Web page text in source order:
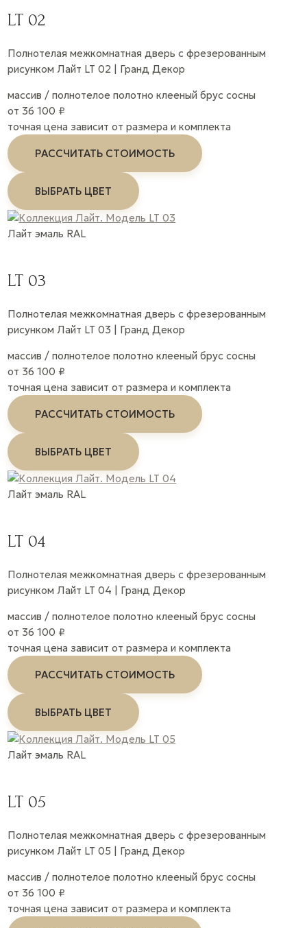
LT 02
Полнотелая межкомнатная дверь с фрезерованным
рисунком Лайт LT 02 | Гранд Декор
массив / полнотелое полотно клееный брус сосны
от 36 100 ₽
точная цена зависит от размера и комплекта
РАССЧИТАТЬ СТОИМОСТЬ
ВЫБРАТЬ ЦВЕТ
Лайт эмаль RAL
LT 03
Полнотелая межкомнатная дверь с фрезерованным
рисунком Лайт LT 03 | Гранд Декор
массив / полнотелое полотно клееный брус сосны
от 36 100 ₽
точная цена зависит от размера и комплекта
РАССЧИТАТЬ СТОИМОСТЬ
ВЫБРАТЬ ЦВЕТ
Лайт эмаль RAL
LT 04
Полнотелая межкомнатная дверь с фрезерованным
рисунком Лайт LT 04 | Гранд Декор
массив / полнотелое полотно клееный брус сосны
от 36 100 ₽
точная цена зависит от размера и комплекта
РАССЧИТАТЬ СТОИМОСТЬ
ВЫБРАТЬ ЦВЕТ
Лайт эмаль RAL
LT 05
Полнотелая межкомнатная дверь с фрезерованным
рисунком Лайт LT 05 | Гранд Декор
массив / полнотелое полотно клееный брус сосны
от 36 100 ₽
точная цена зависит от размера и комплекта